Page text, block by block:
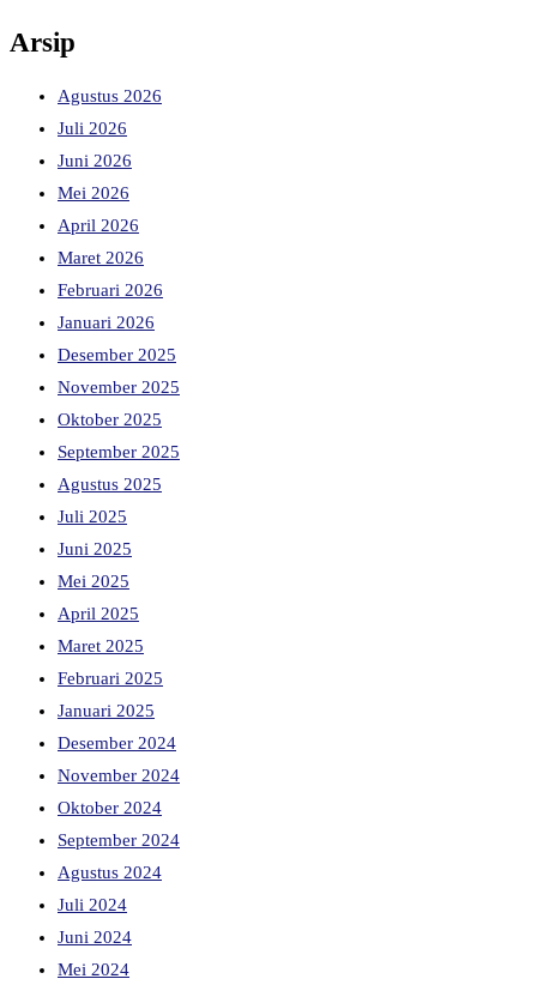
Arsip
Agustus 2026
Juli 2026
Juni 2026
Mei 2026
April 2026
Maret 2026
Februari 2026
Januari 2026
Desember 2025
November 2025
Oktober 2025
September 2025
Agustus 2025
Juli 2025
Juni 2025
Mei 2025
April 2025
Maret 2025
Februari 2025
Januari 2025
Desember 2024
November 2024
Oktober 2024
September 2024
Agustus 2024
Juli 2024
Juni 2024
Mei 2024